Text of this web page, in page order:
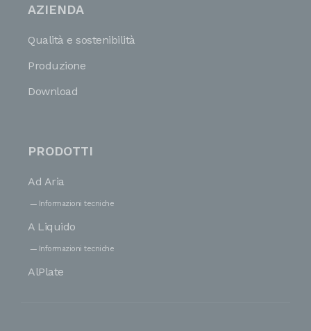
AZIENDA
Qualità e sostenibilità
Produzione
Download
PRODOTTI
Ad Aria
Informazioni tecniche
A Liquido
Informazioni tecniche
AlPlate